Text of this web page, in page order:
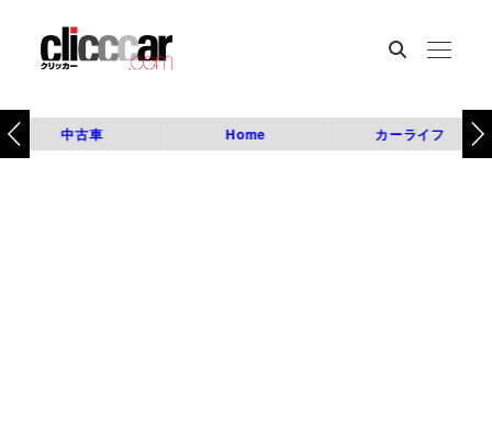
中古車 Home カーライフ